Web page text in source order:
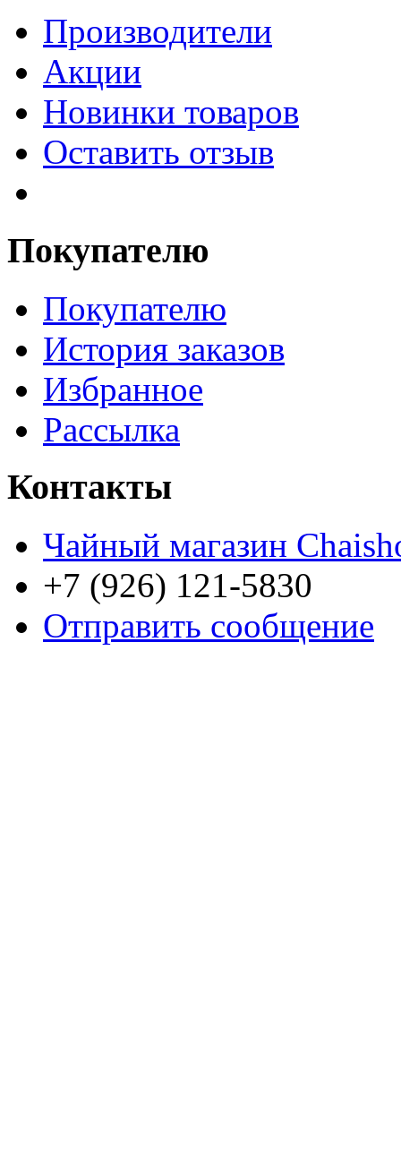
Производители
Акции
Новинки товаров
Оставить отзыв
Покупателю
Покупателю
История заказов
Избранное
Рассылка
Контакты
Чайный магазин
+7 (926) 121-5830
Отправить сообщение